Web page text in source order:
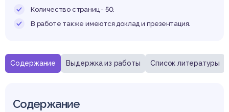
Содержание Выдержка из работы Список литературы
Содержание
Количество страниц - 50.
В работе также имеются доклад и презентация.